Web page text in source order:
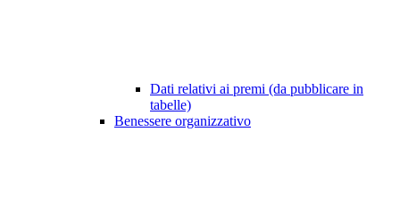
Dati relativi ai premi (da pubblicare in
tabelle)
Benessere organizzativo